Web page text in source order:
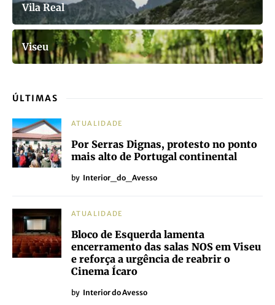
Vila Real
Viseu
ÚLTIMAS
ATUALIDADE
Por Serras Dignas, protesto no ponto
mais alto de Portugal continental
by Interior_do_Avesso
ATUALIDADE
Bloco de Esquerda lamenta
encerramento das salas NOS em Viseu
e reforça a urgência de reabrir o
Cinema Ícaro
by Interior do Avesso